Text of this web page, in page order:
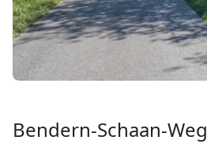
Bendern-Schaan-Weg